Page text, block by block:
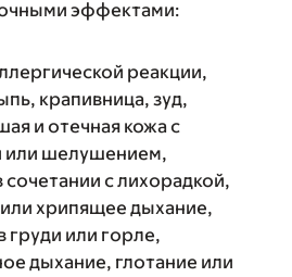
эффектами:
реакции,
крапивница, зуд,
и отечная кожа с
или шелушением,
с лихорадкой,
хрипящее дыхание,
груди или горле,
дыхание, глотание или